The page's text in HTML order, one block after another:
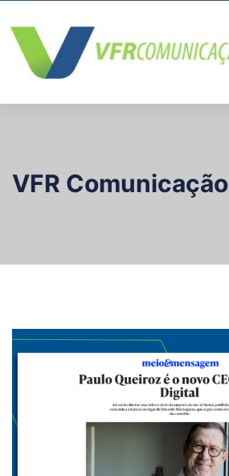
VFR Comunicação